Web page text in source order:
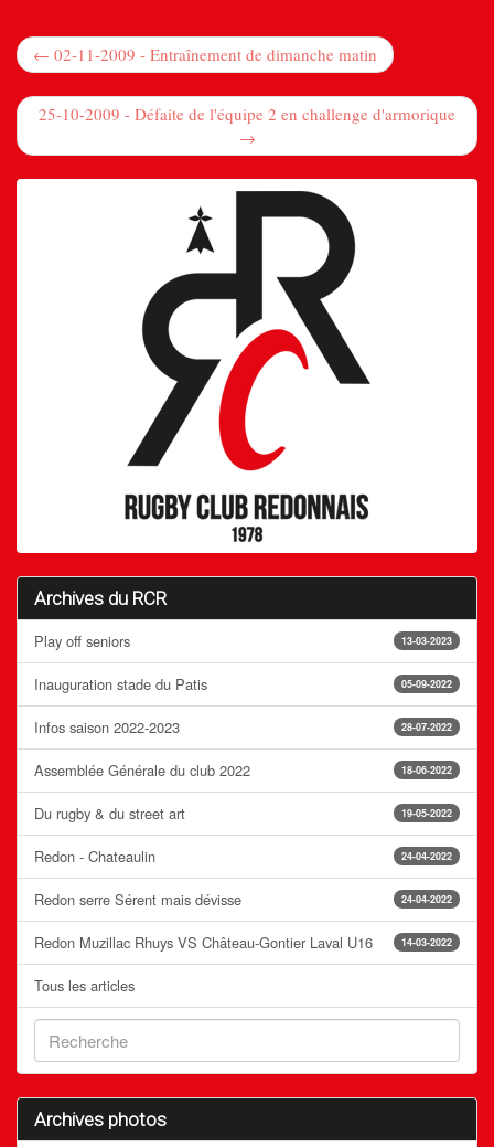
← 02-11-2009 - Entraînement de dimanche matin
25-10-2009 - Défaite de l'équipe 2 en challenge d'armorique
→
Archives du RCR
13-03-2023
Play off seniors
05-09-2022
Inauguration stade du Patis
28-07-2022
Infos saison 2022-2023
18-06-2022
Assemblée Générale du club 2022
19-05-2022
Du rugby & du street art
24-04-2022
Redon - Chateaulin
24-04-2022
Redon serre Sérent mais dévisse
14-03-2022
Redon Muzillac Rhuys VS Château-Gontier Laval U16
Tous les articles
Archives photos